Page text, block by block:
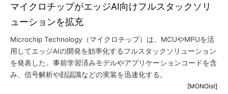
マイクロチップがエッジAI向けフルスタックソリ
ューションを拡充
Microchip Technology（マイクロチップ）は、MCUやMPUを活
用してエッジAIの開発を効率化するフルスタックソリューション
を発表した。事前学習済みモデルやアプリケーションコードを含
み、信号解析や顔認識などの実装を迅速化する。
[MONOist]